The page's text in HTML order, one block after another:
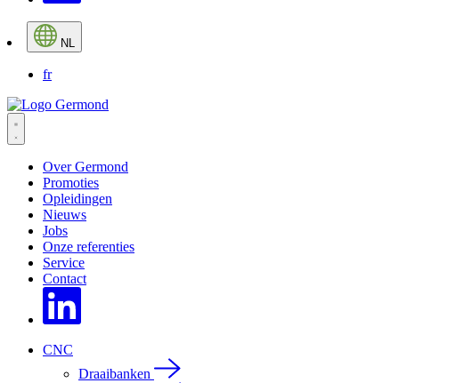
NL
fr
Over Germond
Promoties
Opleidingen
Nieuws
Jobs
Onze referenties
Service
Contact
CNC
Draaibanken